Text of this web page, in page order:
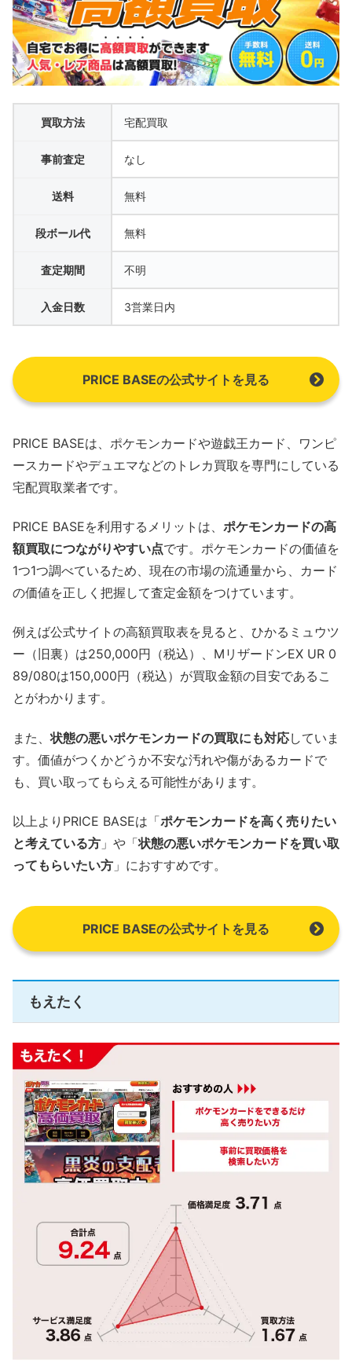
買取方法 宅配買取
事前査定 なし
送料 無料
段ボール代 無料
査定期間 不明
入金日数 3営業日内
PRICE BASEの公式サイトを見る
PRICE BASEは、ポケモンカードや遊戯王カード、ワンピ
ースカードやデュエマなどのトレカ買取を専門にしている
宅配買取業者です。
PRICE BASEを利用するメリットは、 ポケモンカードの高
額買取につながりやすい点です。ポケモンカードの価値を
1つ1つ調べているため、現在の市場の流通量から、カード
の価値を正しく把握して査定金額をつけています。
例えば公式サイトの高額買取表を見ると、ひかるミュウツ
ー（旧裏）は250,000円（税込）、MリザードンEX UR 0
89/080は150,000円（税込）が買取金額の目安であるこ
とがわかります。
また、状態の悪いポケモンカードの買取にも対応していま
す。価値がつくかどうか不安な汚れや傷があるカードで
も、買い取ってもらえる可能性があります。
以上よりPRICE BASEは「ポケモンカードを高く売りたい
と考えている方 」や「状態の悪いポケモンカードを買い取
ってもらいたい方 」におすすめです。
PRICE BASEの公式サイトを見る
もえたく